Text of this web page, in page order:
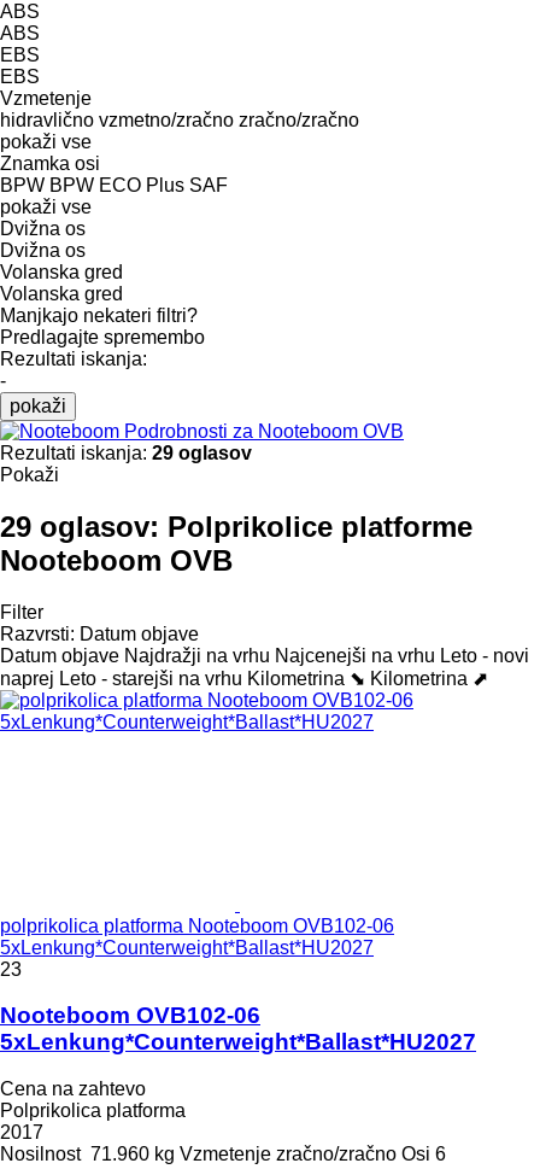
ABS
ABS
EBS
EBS
Vzmetenje
hidravlično vzmetno/zračno zračno/zračno
pokaži vse
Znamka osi
BPW BPW ECO Plus SAF
pokaži vse
Dvižna os
Dvižna os
Volanska gred
Volanska gred
Manjkajo nekateri filtri?
Predlagajte spremembo
Rezultati iskanja:
-
pokaži
Podrobnosti za Nooteboom OVB
Rezultati iskanja: 29 oglasov
Pokaži
29 oglasov: Polprikolice platforme
Nooteboom OVB
Filter
Razvrsti: Datum objave
Datum objave Najdražji na vrhu Najcenejši na vrhu Leto - novi
naprej Leto - starejši na vrhu Kilometrina ⬊ Kilometrina ⬈
polprikolica platforma Nooteboom OVB102-06
5xLenkung*Counterweight*Ballast*HU2027
23
Nooteboom OVB102-06
5xLenkung*Counterweight*Ballast*HU2027
Cena na zahtevo
Polprikolica platforma
2017
Nosilnost 71.960 kg Vzmetenje zračno/zračno Osi 6